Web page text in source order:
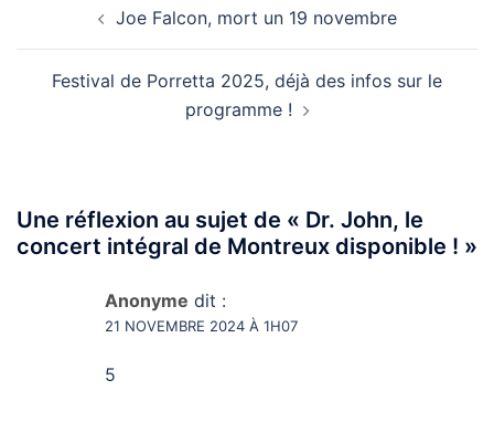
d’articleJoe Falcon, mort un 19 novembre
Festival de Porretta 2025, déjà des infos sur le
programme !
Une réflexion au sujet de « Dr. John, le
concert intégral de Montreux disponible ! »
Anonyme dit :
21 NOVEMBRE 2024 À 1H07
5